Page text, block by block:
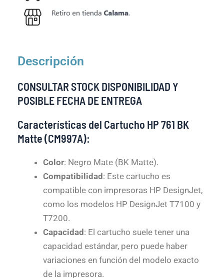
Descripción
CONSULTAR STOCK DISPONIBILIDAD Y
POSIBLE FECHA DE ENTREGA
Características del Cartucho HP 761 BK
Matte (CM997A):
Color: Negro Mate (BK Matte).
Compatibilidad: Este cartucho es
compatible con impresoras HP DesignJet,
como los modelos HP DesignJet T7100 y
T7200.
Capacidad: El cartucho suele tener una
capacidad estándar, pero puede haber
variaciones en función del modelo exacto
de la impresora.